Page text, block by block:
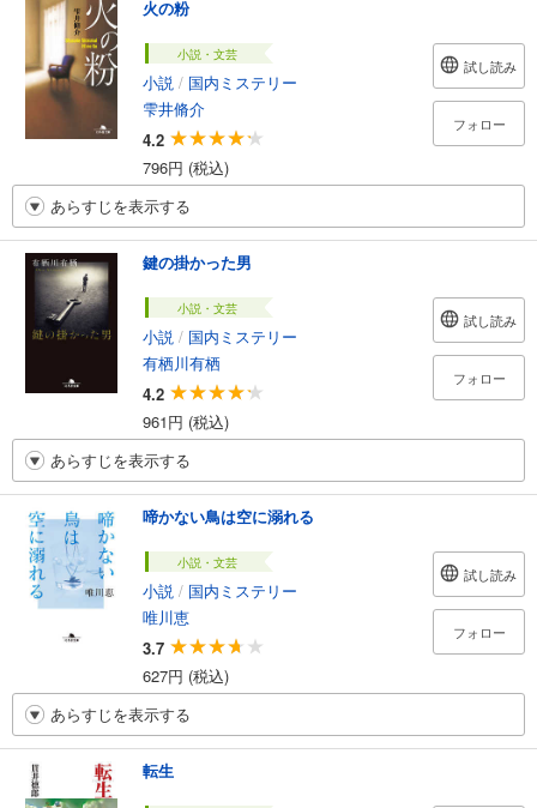
火の粉
小説・文芸
小説 / 国内ミステリー
雫井脩介
4.2
796円 (税込)
試し読み
フォロー
あらすじを表示する
鍵の掛かった男
小説・文芸
小説 / 国内ミステリー
有栖川有栖
4.2
961円 (税込)
試し読み
フォロー
あらすじを表示する
啼かない鳥は空に溺れる
小説・文芸
小説 / 国内ミステリー
唯川恵
3.7
627円 (税込)
試し読み
フォロー
あらすじを表示する
転生